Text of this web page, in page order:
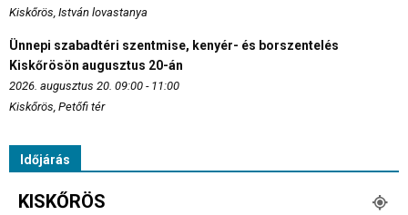
Kiskőrös, István lovastanya
Ünnepi szabadtéri szentmise, kenyér- és borszentelés
Kiskőrösön augusztus 20-án
2026. augusztus 20. 09:00 - 11:00
Kiskőrös, Petőfi tér
Időjárás
KISKŐRÖS